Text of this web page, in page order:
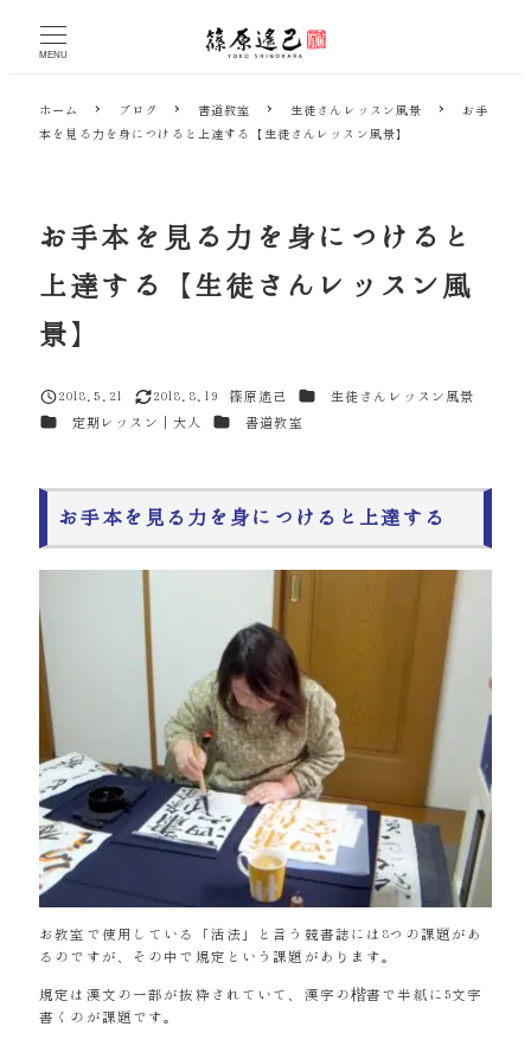
MENU
ホーム ブログ 書道教室 生徒さんレッスン風景
お手
本を見る力を身につけると上達する【生徒さんレッスン風景】
お手本を見る力を身につけると
上達する【生徒さんレッスン風
景】
投稿日
2018.5.21
更新日
2018.8.19
篠原遙己 カテゴリー生徒さんレッスン風景
カテゴリー
定期レッスン｜大人 カテゴリー
書道教室
お手本を見る力を身につけると上達する
お教室で使用している「活法」と言う競書誌には8つの課題があ
るのですが、その中で規定という課題があります。
規定は漢文の一部が抜粋されていて、漢字の楷書で半紙に5文字
書くのが課題です。